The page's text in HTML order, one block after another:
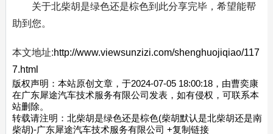
关于北柴胡是绿色还是棕色到此分享完毕，希望能帮
助到您。
本文地址:http://www.viewsunzizi.com/shenghuojiqiao/117
7.html
版权声明：本站原创文章，于2024-07-05 18:00:18，由曹奕康
在广东犀途汽车技术服务有限公司发表，如有侵权，可联系本
站删除。
转载请注明： 北柴胡是绿色还是棕色(柴胡默认是北柴胡还是南
柴胡)-广东犀途汽车技术服务有限公司 +复制链接